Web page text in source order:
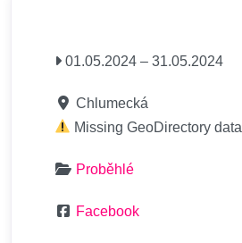
01.05.2024 – 31.05.2024
Chlumecká
Missing GeoDirectory data
Proběhlé
Facebook